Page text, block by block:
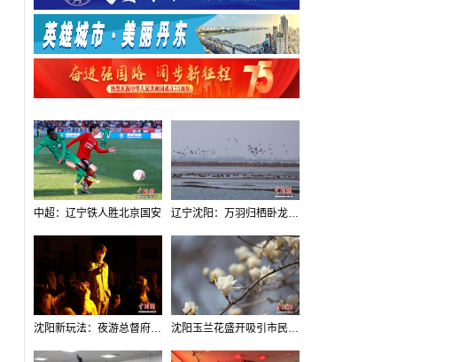
中超：辽宁铁人胜北京国安 辽宁沈阳：万羽归栖卧龙湖看群鸟齐飞
沈阳新玩法：夜游总督府，当一回“赴宴者” 沈阳玉兰花盛开吸引市民打卡